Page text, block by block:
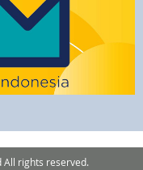
rights reserved.